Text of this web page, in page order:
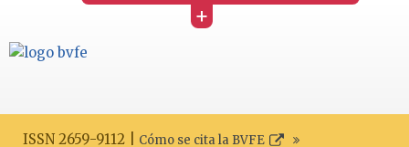
+
ISSN 2659-9112 | Cómo se cita la BVFE